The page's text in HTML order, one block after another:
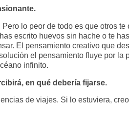
lo peor de todo es que otros
escrito huevos sin hache o te
El pensamiento creativo que
el pensamiento fluye por la
infinito.
en qué debería fijarse.
de viajes. Si lo estuviera,